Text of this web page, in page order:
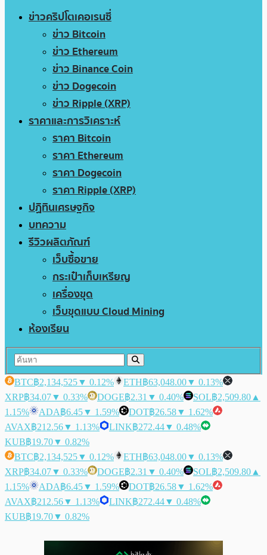
ข่าวคริปโตเคอเรนซี่
ข่าว Bitcoin
ข่าว Ethereum
ข่าว Binance Coin
ข่าว Dogecoin
ข่าว Ripple (XRP)
ราคาและการวิเคราะห์
ราคา Bitcoin
ราคา Ethereum
ราคา Dogecoin
ราคา Ripple (XRP)
ปฏิทินเศรษฐกิจ
บทความ
รีวิวผลิตภัณฑ์
เว็บซื้อขาย
กระเป๋าเก็บเหรียญ
เครื่องขุด
เว็บขุดแบบ Cloud Mining
ห้องเรียน
BTC฿2,134,525▼ 0.12% ETH฿63,048.00▼ 0.13%
XRP฿34.07▼ 0.33% DOGE฿2.31 ▼ 0.40% SOL฿2,509.80 ▲
1.15%
ADA฿6.45▼ 1.59% DOT฿26.58▼ 1.62%
AVAX฿212.56▼ 1.13% LINK฿272.44▼ 0.48%
KUB฿19.70▼ 0.82%
BTC฿2,134,525▼ 0.12% ETH฿63,048.00▼ 0.13%
XRP฿34.07▼ 0.33% DOGE฿2.31 ▼ 0.40% SOL฿2,509.80 ▲
1.15%
ADA฿6.45▼ 1.59% DOT฿26.58▼ 1.62%
AVAX฿212.56▼ 1.13% LINK฿272.44▼ 0.48%
KUB฿19.70▼ 0.82%